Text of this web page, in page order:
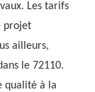
Les tarifs
projet
ailleurs,
le 72110.
qualité à la